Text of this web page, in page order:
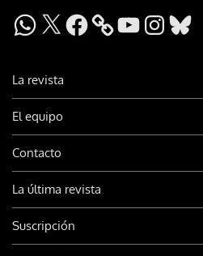
WhatsApp
X Facebook YouTubeInstagram
Bluesky
La revista
El equipo
Contacto
La última revista
Suscripción